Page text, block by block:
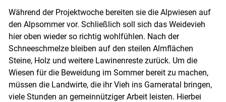
Während der Projektwoche bereiten sie die Alpwiesen auf
den Alpsommer vor. Schließlich soll sich das Weidevieh
hier oben wieder so richtig wohlfühlen. Nach der
Schneeschmelze bleiben auf den steilen Almflächen
Steine, Holz und weitere Lawinenreste zurück. Um die
Wiesen für die Beweidung im Sommer bereit zu machen,
müssen die Landwirte, die ihr Vieh ins Garneratal bringen,
viele Stunden an gemeinnütziger Arbeit leisten. Hierbei